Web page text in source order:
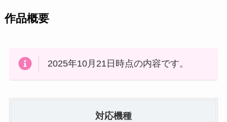
作品概要
2025年10月21日時点の内容です。
対応機種